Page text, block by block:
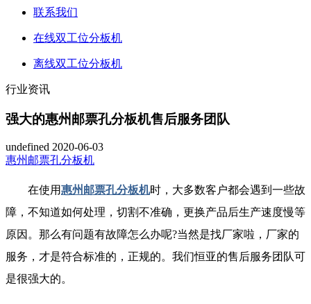
联系我们
在线双工位分板机
离线双工位分板机
行业资讯
强大的惠州邮票孔分板机售后服务团队
undefined 2020-06-03
惠州邮票孔分板机
在使用惠州邮票孔分板机时，大多数客户都会遇到一些故
障，不知道如何处理，切割不准确，更换产品后生产速度慢等
原因。那么有问题有故障怎么办呢?当然是找厂家啦，厂家的
服务，才是符合标准的，正规的。我们恒亚的售后服务团队可
是很强大的。